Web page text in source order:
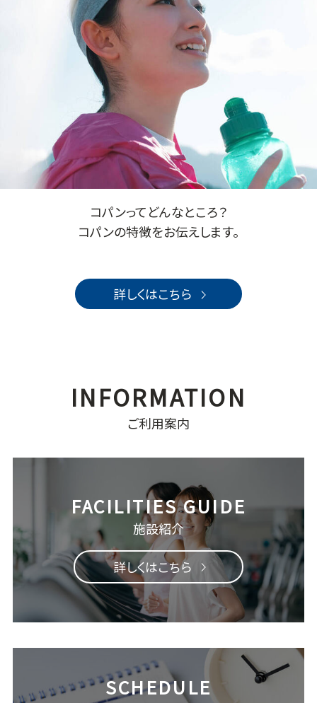
コパンってどんなところ？
コパンの特徴をお伝えします。
詳しくはこちら
ご利用案内
施設紹介
詳しくはこちら